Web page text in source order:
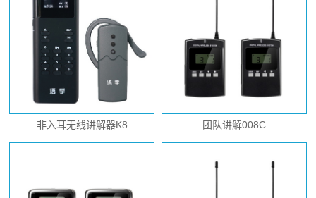
非入耳无线讲解器K8 团队讲解008C